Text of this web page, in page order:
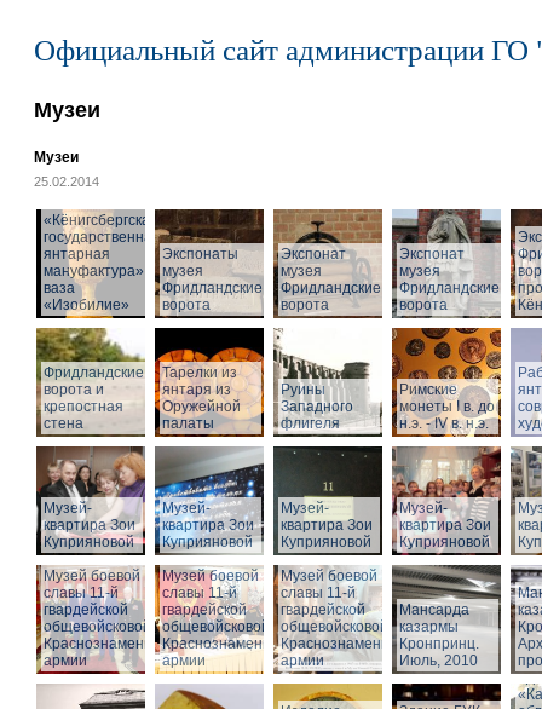
Официальный сайт администрации ГО
Музеи
Музеи
25.02.2014
«Кёнигсбергская
государственная
янтарная
мануфактура» -
ваза
«Изобилие»
Экспонаты
музея
Фридландские
ворота
Экспонат
музея
Фридландские
ворота
Экспонат
музея
Фридландские
ворота
Фридландские
ворота и
крепостная
стена
Тарелки из
янтаря из
Оружейной
палаты
Руины
Западного
флигеля
Римские
монеты I в. до
н.э. - IV в. н.э.
Музей-
квартира Зои
Куприяновой
Музей-
квартира Зои
Куприяновой
Музей-
квартира Зои
Куприяновой
Музей-
квартира Зои
Куприяновой
Музей боевой
славы 11-й
гвардейской
общевойсковой
Краснознаменной
армии
Музей боевой
славы 11-й
гвардейской
общевойсковой
Краснознаменной
армии
Музей боевой
славы 11-й
гвардейской
общевойсковой
Краснознаменной
армии
Мансарда
казармы
Кронпринц.
Июль, 2010